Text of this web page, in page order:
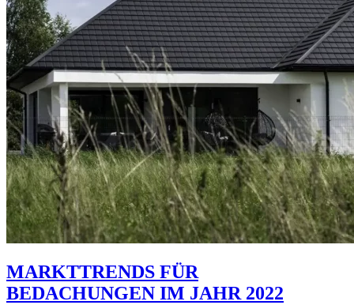
MARKTTRENDS FÜR
BEDACHUNGEN IM JAHR 2022